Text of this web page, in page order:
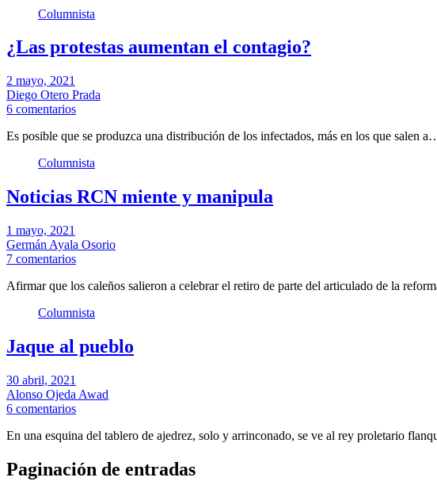
Columnista
¿Las protestas aumentan el contagio?
2 mayo, 2021
Diego Otero Prada
6 comentarios
Es posible que se produzca una distribución de los infectados, más en los que salen
Columnista
Noticias RCN miente y manipula
1 mayo, 2021
Germán Ayala Osorio
7 comentarios
Afirmar que los caleños salieron a celebrar el retiro de parte del articulado de la
Columnista
Jaque al pueblo
30 abril, 2021
Alonso Ojeda Awad
6 comentarios
En una esquina del tablero de ajedrez, solo y arrinconado, se ve al rey proletario
Paginación de entradas